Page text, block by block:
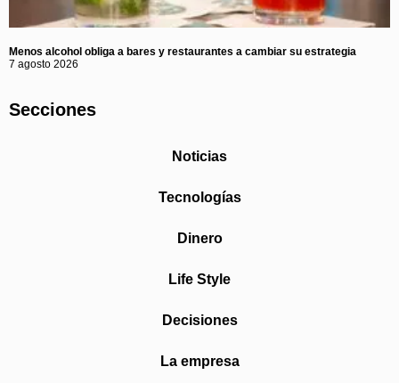
Menos alcohol obliga a bares y restaurantes a cambiar su estrategia
7 agosto 2026
Secciones
Noticias
Tecnologías
Dinero
Life Style
Decisiones
La empresa